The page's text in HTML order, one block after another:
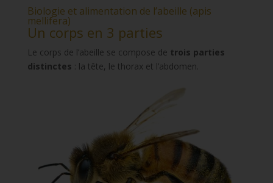
Biologie et alimentation de l’abeille (apis
mellifera)
Un corps en 3 parties
Le corps de l’abeille se compose de trois parties
distinctes : la tête, le thorax et l’abdomen.